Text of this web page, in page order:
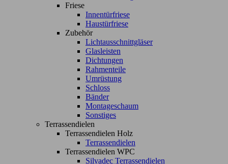
Friese
Innentürfriese
Haustürfriese
Zubehör
Lichtausschnittgläser
Glasleisten
Dichtungen
Rahmenteile
Umrüstung
Schloss
Bänder
Montageschaum
Sonstiges
Terrassendielen
Terrassendielen Holz
Terrassendielen
Terrassendielen WPC
Silvadec Terrassendielen